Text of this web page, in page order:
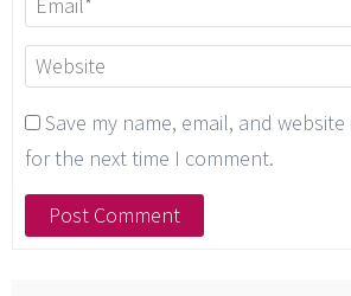
Save my name, email, and
for the next time I comment.